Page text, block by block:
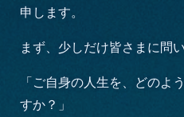
申します。
まず、少しだけ皆さまに問
「ご自身の人生を、どのよ
すか？」